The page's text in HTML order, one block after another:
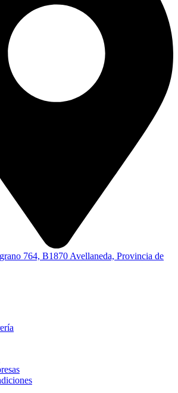
764, B1870 Avellaneda, Provincia de